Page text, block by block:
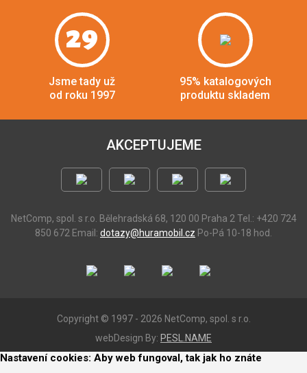
29
Jsme tady už
od roku 1997
95% katalogových
produktu skladem
AKCEPTUJEME
NetComp, spol. s r.o. Bělehradská 68, 120 00 Praha 2 Tel.: +420 724
850 672 Email: dotazy@huramobil.cz Po-Pá 10-18 hod.
Copyright © 1997 - 2026 NetComp, spol. s r.o.
webDesign By: PESL.NAME
Nastavení cookies: Aby web fungoval, tak jak ho znáte